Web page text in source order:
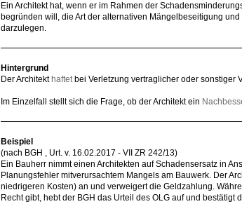
Ein Architekt hat, wenn er im Rahmen der
begründen will, die Art der alternativen Mängelbeseitigung
darzulegen.
Hintergrund
Der Architekt haftetbei Verletzung vertraglicher oder sonstiger
Im Einzelfall stellt sich die Frage, ob der Architekt ein
Beispiel
(nach BGH , Urt. v. 16.02.2017 - VII ZR 242/13)
Ein Bauherr nimmt einen Architekten auf Schadensersatz in
Planungsfehler mitverursachtem Mangels am Bauwerk. Der
niedrigeren Kosten) an und verweigert die Geldzahlung.
Recht gibt, hebt der BGH das Urteil des OLG auf und bestätigt